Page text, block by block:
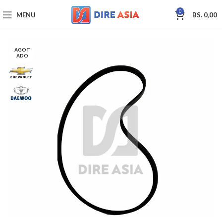
MENU 0 BS. 0,00
AGOT
ADO